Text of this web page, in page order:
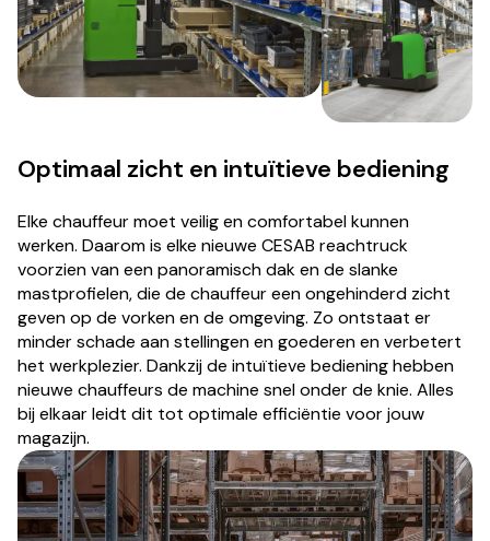
Optimaal zicht en intuïtieve bediening
Elke chauffeur moet veilig en comfortabel kunnen
werken. Daarom is elke nieuwe CESAB reachtruck
voorzien van een panoramisch dak en de slanke
mastprofielen, die de chauffeur een ongehinderd zicht
geven op de vorken en de omgeving. Zo ontstaat er
minder schade aan stellingen en goederen en verbetert
het werkplezier. Dankzij de intuïtieve bediening hebben
nieuwe chauffeurs de machine snel onder de knie. Alles
bij elkaar leidt dit tot optimale efficiëntie voor jouw
magazijn.